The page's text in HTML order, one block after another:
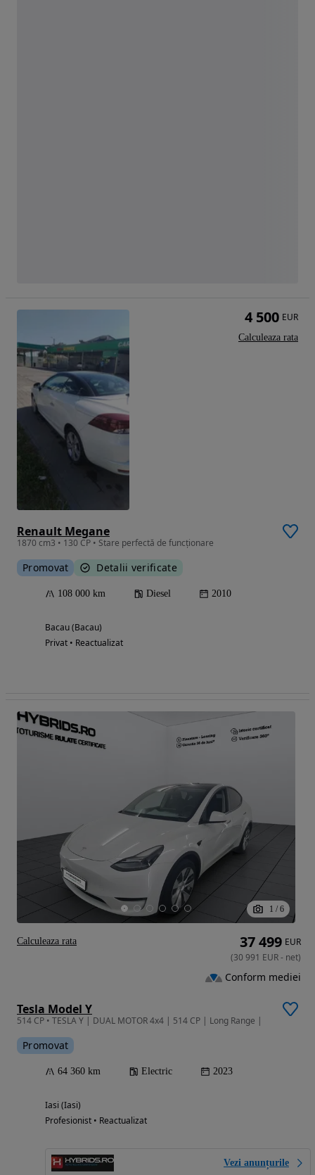
Renault Megane
1870 cm3 • 130 CP • Stare perfectă de funcționare
Promovat Detalii verificate
108 000 km Diesel 2010
Bacau (Bacau)
Privat • Reactualizat
4 500 EUR
Calculeaza rata
1 / 6
Tesla Model Y
514 CP • TESLA Y | DUAL MOTOR 4x4 | 514 CP | Long Range |
Promovat
64 360 km Electric 2023
Iasi (Iasi)
Profesionist • Reactualizat
Vezi anunțurile
37 499 EUR
(30 991 EUR- net)
Conform mediei
Calculeaza rata